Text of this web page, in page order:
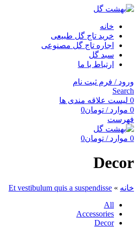
خانه
خرید تاج گل طبیعی
اجاره تاج گل مصنوعی
سبد گل
ارتباط با ما
ورود / فرم ثبت نام
Search
0 لیست علاقه مندی ها
0 موارد / تومان0
فهرست
0 موارد / تومان0
Decor
خانه »
Et vestibulum quis a suspendisse
All
Accessories
Decor